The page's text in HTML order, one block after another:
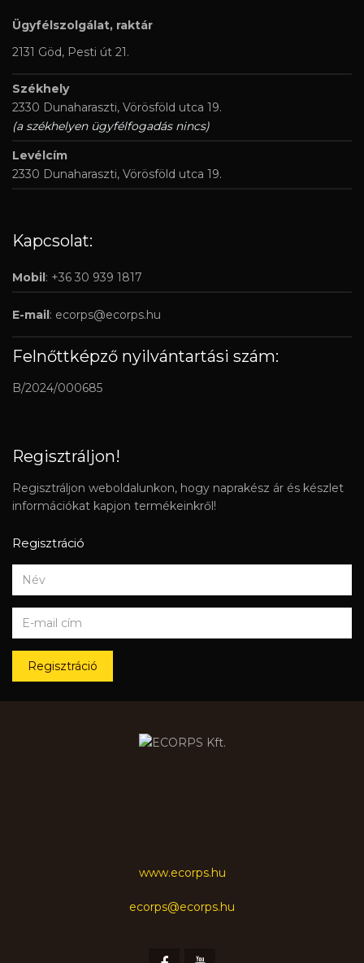
Ügyfélszolgálat, raktár
2131 Göd, Pesti út 21.
Székhely
2330 Dunaharaszti, Vörösföld utca 19.
(a székhelyen ügyfélfogadás nincs)
Levélcím
2330 Dunaharaszti, Vörösföld utca 19.
Kapcsolat:
Mobil : +36 30 939 1817
E-mail : ecorps@ecorps.hu
Felnőttképző nyilvántartási szám:
B/2024/000685
Regisztráljon!
Regisztráljon weboldalunkon, hogy naprakész ár és készlet
információkat kapjon termékeinkről!
Regisztráció
Regisztráció
www.ecorps.hu
ecorps@ecorps.hu